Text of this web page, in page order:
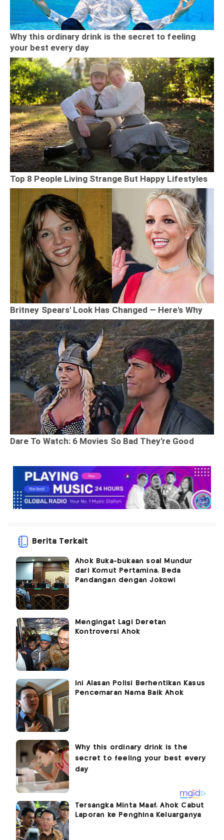
Berita Terkait
Ahok Buka-bukaan soal Mundur
dari Komut Pertamina, Beda
Pandangan dengan Jokowi
Mengingat Lagi Deretan
Kontroversi Ahok
Ini Alasan Polisi Berhentikan Kasus
Pencemaran Nama Baik Ahok
Tersangka Minta Maaf, Ahok Cabut
Laporan ke Penghina Keluarganya